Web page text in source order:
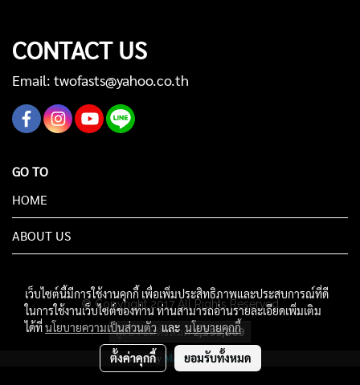
CONTACT US
Email: twofasts@yahoo.co.th
GO TO
HOME
ABOUT US
© Copyright 2017 All Rights Reserved
ผู้เข้าชมทั้งหมด2,399,069
Powered by MakeWebEasy.com
เว็บไซต์นี้มีการใช้งานคุกกี้ เพื่อเพิ่มประสิทธิภาพและประสบการณ์ที่ดี
ในการใช้งานเว็บไซต์ของท่าน ท่านสามารถอ่านรายละเอียดเพิ่มเติม
ได้ที่นโยบายความเป็นส่วนตัว และ นโยบายคุกกี้
ตั้งค่าคุกกี้ ยอมรับทั้งหมด